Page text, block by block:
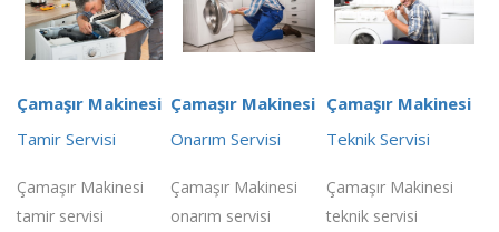
Çamaşır Makinesi
Tamir Servisi
Çamaşır Makinesi
tamir servisi
Çamaşır Makinesi
Onarım Servisi
Çamaşır Makinesi
onarım servisi
Çamaşır Makinesi
Teknik Servisi
Çamaşır Makinesi
teknik servisi